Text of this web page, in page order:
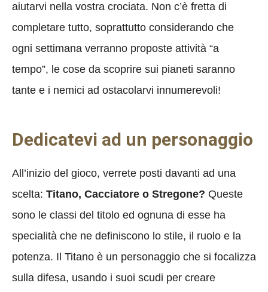
aiutarvi nella vostra crociata. Non c’è fretta di
completare tutto, soprattutto considerando che
ogni settimana verranno proposte attività “a
tempo”, le cose da scoprire sui pianeti saranno
tante e i nemici ad ostacolarvi innumerevoli!
Dedicatevi ad un personaggio
All’inizio del gioco, verrete posti davanti ad una
scelta: Titano, Cacciatore o Stregone? Queste
sono le classi del titolo ed ognuna di esse ha
specialità che ne definiscono lo stile, il ruolo e la
potenza. Il Titano è un personaggio che si focalizza
sulla difesa, usando i suoi scudi per creare